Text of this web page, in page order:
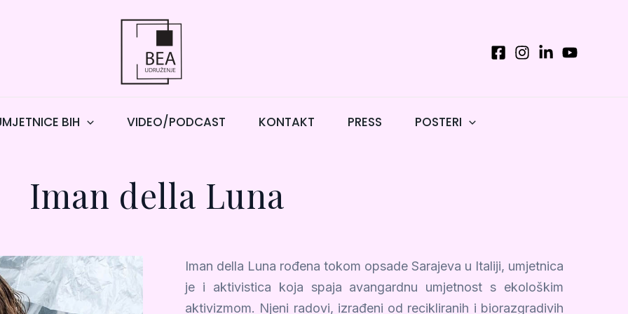
BIH VIDEO/PODCAST KONTAKT PRESS POSTERI
Iman della Luna
Iman della Luna rođena tokom opsade Sarajeva u Italiji, umjetnica
je i aktivistica koja spaja avangardnu umjetnost s ekološkim
aktivizmom. Njeni radovi, izrađeni od recikliranih i biorazgradivih